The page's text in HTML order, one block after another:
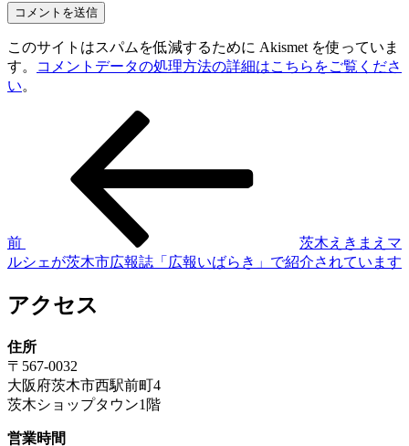
このサイトはスパムを低減するために Akismet を使っていま
す。
コメントデータの処理方法の詳細はこちらをご覧くださ
い。
ゲ
ー
シ
ン
前
茨木えきまえマ
ルシェが茨木市広報誌「広報いばらき」で紹介されています
アクセス
住所
〒567-0032
大阪府茨木市西駅前町4
茨木ショップタウン1階
営業時間